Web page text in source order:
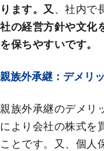
ります。又、社内で
社の経営方針や文化
を保ちやすいです。
親族外承継：デメリ
親族外承継のデメリ
により会社の株式を
ことです。又、個人